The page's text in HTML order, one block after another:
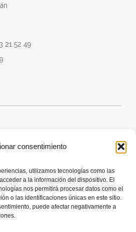
consentimiento
utilizamos tecnologías como las
a la información del dispositivo. El
nos permitirá procesar datos como el
o las identificaciones únicas en este sitio.
puede afectar negativamente a
21 52 49